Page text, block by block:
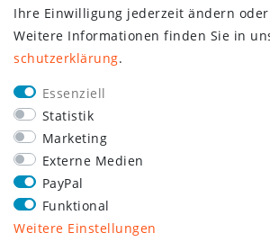
Ihre Einwilligung jederzeit ändern
Weitere Informationen finden Sie in
schutz­erklärung.
Essenziell
Statistik
Marketing
Externe Medien
PayPal
Funktional
Weitere Einstellungen